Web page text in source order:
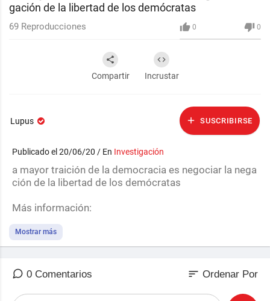
gación de la libertad de los demócratas
0 0
69 Reproducciones
Compartir Incrustar
Lupus SUSCRIBIRSE
Publicado el 20/06/20 / En Investigación
a mayor traición de la democracia es negociar la nega
ción de la libertad de los demócratas
Más información:
Suscríbete al canal:
https://www.youtube.com/c/Jes%....C3%BAsGMaestr
https://academiaeditorial.com/....colecciones/critica-
Mostrar más
0 Comentarios sort Ordenar Por